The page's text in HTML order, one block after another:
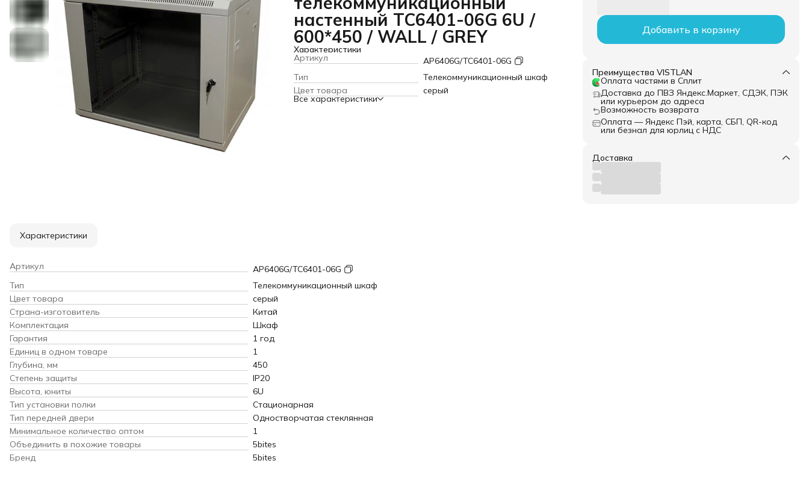
настенный TC6401-06G 6U /
600*450 / WALL / GREY
Характеристики
Артикул
AP6406G/TC6401-06G
Тип
Телекоммуникационный шкаф
Цвет товара
серый
Все характеристики
Добавить в корзину
Преимущества VISTLAN
Оплата частями в Сплит
Доставка до ПВЗ Яндекс.Маркет, СДЭК, ПЭК
или курьером до адреса
Возможность возврата
Оплата — Яндекс Пэй, карта, СБП, QR-код
или безнал для юрлиц с НДС
Доставка
Характеристики
Артикул
AP6406G/TC6401-06G
Тип
Телекоммуникационный шкаф
Цвет товара
серый
Страна-изготовитель
Китай
Комплектация
Шкаф
Гарантия
1 год
Единиц в одном товаре
1
Глубина, мм
450
Степень защиты
IP20
Высота, юниты
6U
Тип установки полки
Стационарная
Тип передней двери
Одностворчатая стеклянная
Минимальное количество оптом
1
Объединить в похожие товары
5bites
Бренд
5bites